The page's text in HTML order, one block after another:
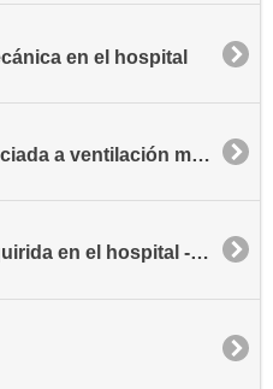
en el hospital
Neumonía asociada a ventilación mecánica - VAP, en inglés
Neumonía adquirida en el hospital - NAH